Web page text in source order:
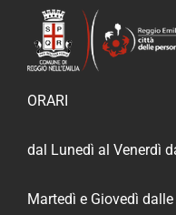
ORARI
dal Lunedì al Venerdì
Martedì e Giovedì